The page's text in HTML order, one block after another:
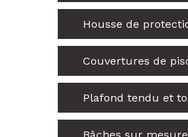
Housse de
Couvertures de
Plafond tendu et